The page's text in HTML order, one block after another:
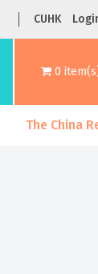
CUHK
0
The China